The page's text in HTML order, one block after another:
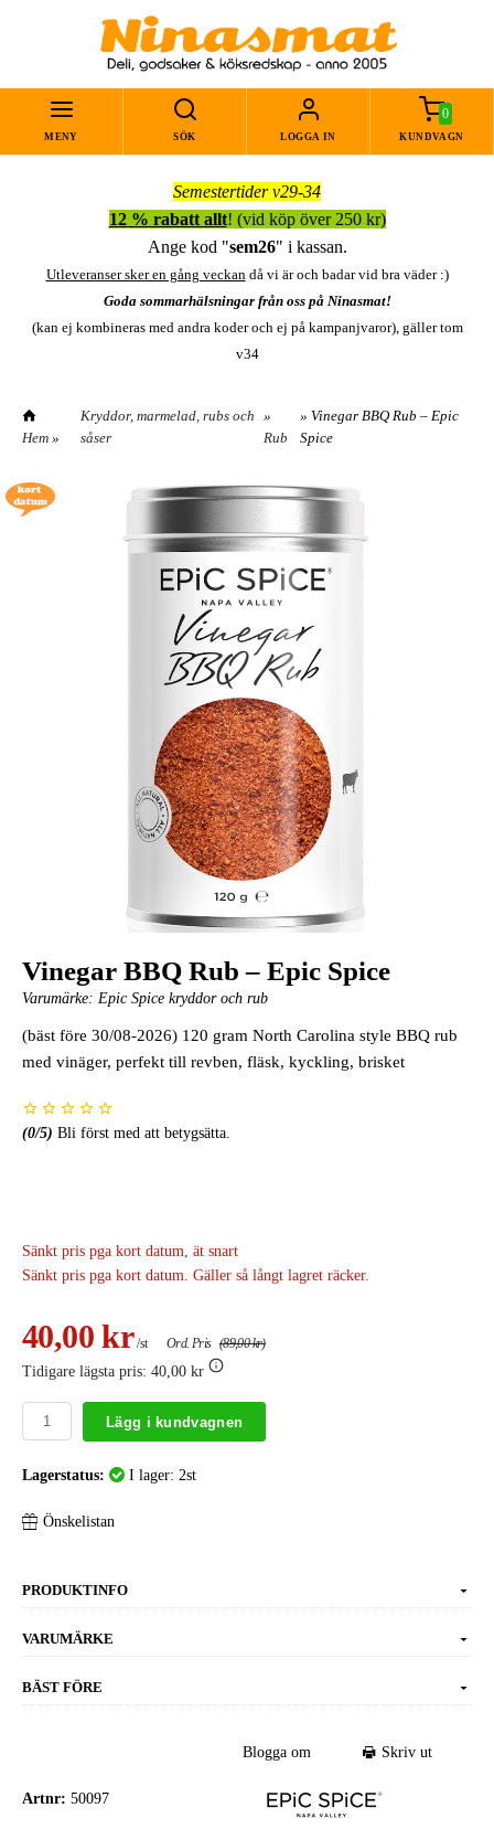
MENY SÖK LOGGA IN
0
KUNDVAGN
Semestertider v29-34
12 % rabatt allt! (vid köp över 250 kr)
Ange kod "sem26" i kassan.
Utleveranser sker en gång veckandå vi är och badar vid bra väder :)
Goda sommarhälsningar från oss på Ninasmat!
(kan ej kombineras med andra koder och ej på kampanjvaror), gäller tom
v34
Hem »
Kryddor, marmelad, rubs och
såser
»
Rub
» Vinegar BBQ Rub – Epic
Spice
Vinegar BBQ Rub – Epic Spice
Varumärke: Epic Spice kryddor och rub
(bäst före 30/08-2026) 120 gram North Carolina style BBQ rub
med vinäger, perfekt till revben, fläsk, kyckling, brisket
(0/5) Bli först med att betygsätta.
Sänkt pris pga kort datum, ät snart
Sänkt pris pga kort datum. Gäller så långt lagret räcker.
40,00 kr /st Ord. Pris (89,00 kr)
Tidigare lägsta pris: 40,00 kr
Lägg i kundvagnen
Lagerstatus: I lager: 2st
Önskelistan
PRODUKTINFO
VARUMÄRKE
BÄST FÖRE
Blogga om Skriv ut
Artnr: 50097